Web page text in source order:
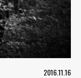
2016.11.16